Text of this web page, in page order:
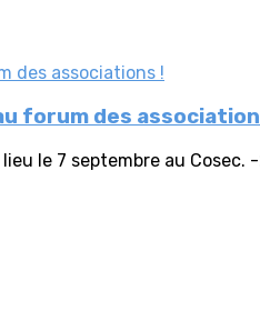
forum des
le 7 septembre au Cosec.